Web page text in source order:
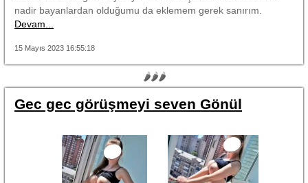
nadir bayanlardan olduğumu da eklemem gerek sanırım.
Devam...
15 Mayıs 2023 16:55:18
🌶🌶🌶
Gec gec görüşmeyi seven Gönül